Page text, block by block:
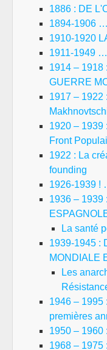
1886 : DE
1894-1906
1910-1920
1911-1949
1914 –
GUERRE
1917 – 1922
1920 –
Front
1922 : La
founding
1926-1939 !
1936 –
La santé
1939-1945 :
MONDIALE
Les
1946 –
premières
1950 –
1968 –